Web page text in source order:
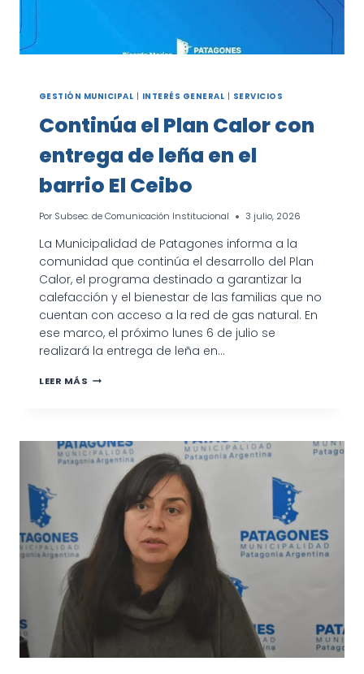
GESTIÓN MUNICIPAL INTERÉS GENERAL SERVICIOS
Continúa el Plan Calor con
entrega de leña en el
barrio El Ceibo
Por Subsec. de Comunicación Institucional 3 julio, 2026
La Municipalidad de Patagones informa a la
comunidad que continúa el desarrollo del Plan
Calor, el programa destinado a garantizar la
calefacción y el bienestar de las familias que no
cuentan con acceso a la red de gas natural. En
ese marco, el próximo lunes 6 de julio se
realizará la entrega de leña en…
LEER MÁS CONTINÚA
ENTREGA
DE
BARRIO
EL
CEIBO